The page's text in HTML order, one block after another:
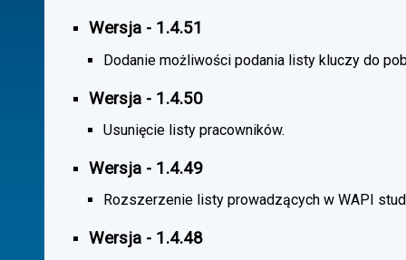
Wersja - 1.4.51
Dodanie możliwości podania listy kluczy do
Wersja - 1.4.50
Usunięcie listy pracowników.
Wersja - 1.4.49
Rozszerzenie listy prowadzących w WAPI
Wersja - 1.4.48